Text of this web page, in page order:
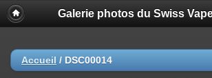
Galerie photos du Swiss
Accueil / DSC00014